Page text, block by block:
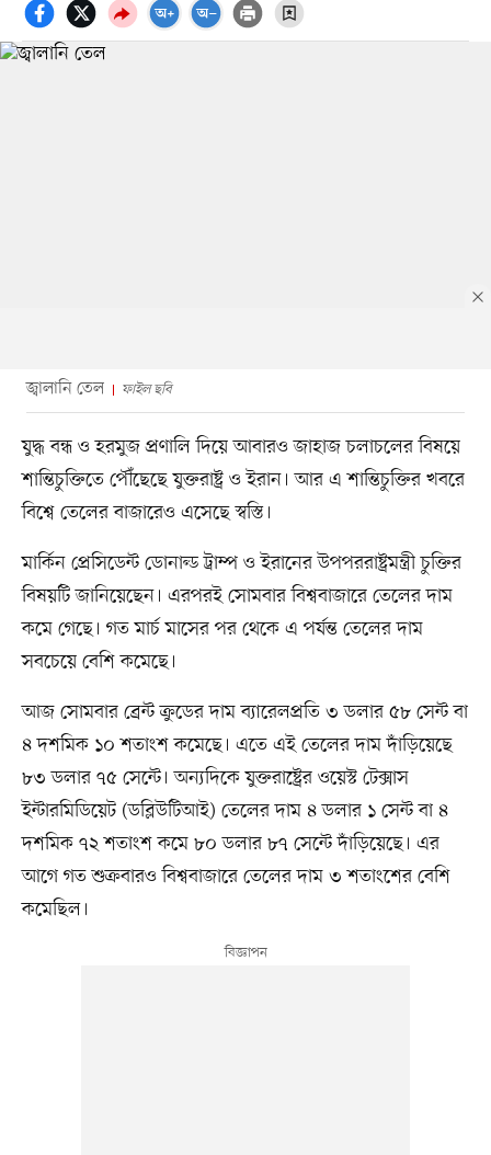
জ্বালানি তেল ফাইল ছবি
যুদ্ধ বন্ধ ও হরমুজ প্রণালি দিয়ে আবারও জাহাজ চলাচলের বিষয়ে
শান্তিচুক্তিতে পৌঁছেছে যুক্তরাষ্ট্র ও ইরান। আর এ শান্তিচুক্তির খবরে
বিশ্বে তেলের বাজারেও এসেছে স্বস্তি।
মার্কিন প্রেসিডেন্ট ডোনাল্ড ট্রাম্প ও ইরানের উপপররাষ্ট্রমন্ত্রী চুক্তির
বিষয়টি জানিয়েছেন। এরপরই সোমবার বিশ্ববাজারে তেলের দাম
কমে গেছে। গত মার্চ মাসের পর থেকে এ পর্যন্ত তেলের দাম
সবচেয়ে বেশি কমেছে।
আজ সোমবার ব্রেন্ট ক্রুডের দাম ব্যারেলপ্রতি ৩ ডলার ৫৮ সেন্ট বা
৪ দশমিক ১০ শতাংশ কমেছে। এতে এই তেলের দাম দাঁড়িয়েছে
৮৩ ডলার ৭৫ সেন্টে। অন্যদিকে যুক্তরাষ্ট্রের ওয়েস্ট টেক্সাস
ইন্টারমিডিয়েট (ডব্লিউটিআই) তেলের দাম ৪ ডলার ১ সেন্ট বা ৪
দশমিক ৭২ শতাংশ কমে ৮০ ডলার ৮৭ সেন্টে দাঁড়িয়েছে। এর
আগে গত শুক্রবারও বিশ্ববাজারে তেলের দাম ৩ শতাংশের বেশি
কমেছিল।